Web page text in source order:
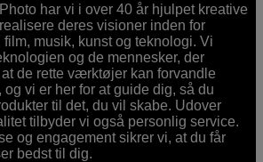
har vi i over 40 år hjulpet kreative
deres visioner inden for
musik, kunst og teknologi. Vi
og de mennesker, der
de rette værktøjer kan forvandle
vi er her for at guide dig, så du
til det, du vil skabe. Udover
tilbyder vi også personlig service.
og engagement sikrer vi, at du får
bedst til dig.